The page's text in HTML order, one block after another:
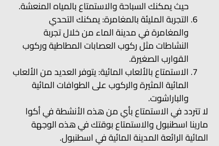
حيث يمكنك السباحة والاستمتاع بالمياه المنعشة.
التجربة المليئة بالمغامرة: يمكنك التحدي
والمغامرة في مدينة الماء من خلال تجربة
النشاطات مثل ركوب العصابات المطاطية وركوب
القوارب الصغيرة.
الاستمتاع بالألعاب المائية: يتوفر العديد من الألعاب
المائية المثيرة والركوب على الطوافات المائية
والباراشوت.
لا تتردد في الاستمتاع بأي من هذه الأنشطة في أكوا
مارينا اسطنبول والاستمتاع بوقتك في هذه الوجهة
المائية الرائعة المدينة المائية في اسطنبول.